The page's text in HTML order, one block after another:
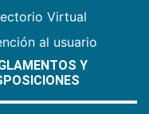
Virtual
al usuario
Y